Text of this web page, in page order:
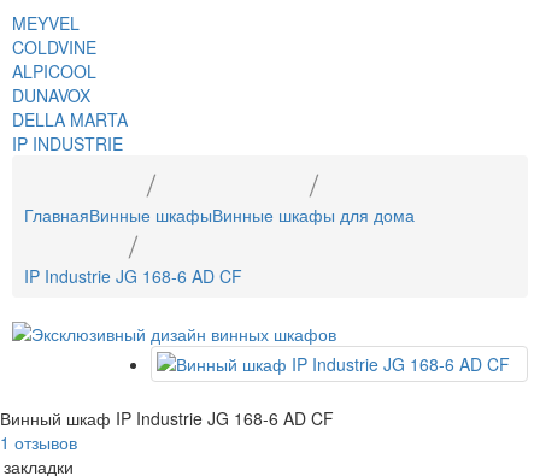
MEYVEL
COLDVINE
ALPICOOL
DUNAVOX
DELLA MARTA
IP INDUSTRIE
ГлавнаяВинные шкафыВинные шкафы для дома
IP Industrie JG 168-6 AD CF
Винный шкаф IP Industrie JG 168-6 AD CF
1 отзывов